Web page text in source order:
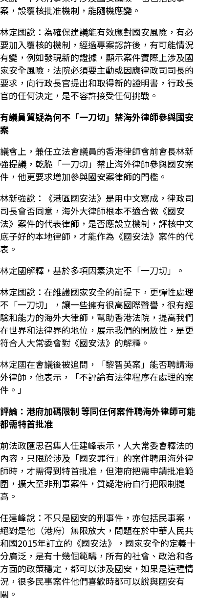
案，設覆核批准機制，能隨機應變。
林定國說：為確保建議能有效應對國安風險，有必
要加入覆核的機制，經過專案認許後，有可能情況
有變，例如發現新的證據，顯示案件實際上涉及國
家安全風險，法院必須要主動或因應律政司司長的
要求，向行政長官提出和取得新的證明書，行政長
官的任何決定，是不容許接受任何挑戰。
有議員質疑為何不「一刀切」禁海外律師參與國安
案
議會上，兼任立法會議員的香港律師會前會長林新
強提議，乾脆「一刀切」禁止海外律師參與國安案
件，他更要求增加參與國安案律師的門檻。
林新強說：《港區國安法》是用中文寫成，律政司
司長會否同意，海外大律師根本不適合做《國安
法》案件的代表律師，是否應設立機制，評核中文
底子好的本地律師，才能作為《國安法》案件的代
表。
林定國解釋，基於多項因素決定不「一刀切」。
林定國說：在維護國家安全的前提下，更彈性處理
不「一刀切」，讓一些擁有很高國際聲譽，很有經
驗和能力的海外大律師，幫助香港法院，提高我們
在世界和法律界的地位，展示我們的開放性，是更
符合人大常委會對《國安法》的解釋。
林定國在會議後被追問，「黎智英案」能否聘請海
外律師，他表示，「不評論有法律程序在處理的案
件。」
評論：港府加碼限制 等同任何案件聘海外律師可能
都需特首批准
前法政匯思召集人任建峰表示，人大常委會釋法的
內容，只限於涉及「國安罪行」的案件聘用海外律
師時，才需得到特首批准，但港府把需申請批准範
圍，擴大至非刑事案件，質疑港府自行把限制提
高。
任建峰說：不只是國安的刑事件，亦包括民事案，
絕對是他（港府）無限放大，問題在於中華人民共
和國2015年訂立的《國安法》，國家安全的定義十
分廣泛，是有十幾個範疇，所有的社會、政治和各
方面的政策穩定，都可以涉及國安，如果是這種情
況，很多民事案件他們喜歡時都可以說與國安有
關。